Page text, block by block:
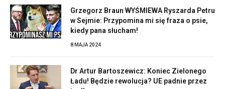
Grzegorz Braun WYŚMIEWA Ryszarda Petru
w Sejmie: Przypomina mi się fraza o psie,
kiedy pana słucham!
8 MAJA 2024
Dr Artur Bartoszewicz: Koniec Zielonego
Ładu! Będzie rewolucja? UE padnie przez